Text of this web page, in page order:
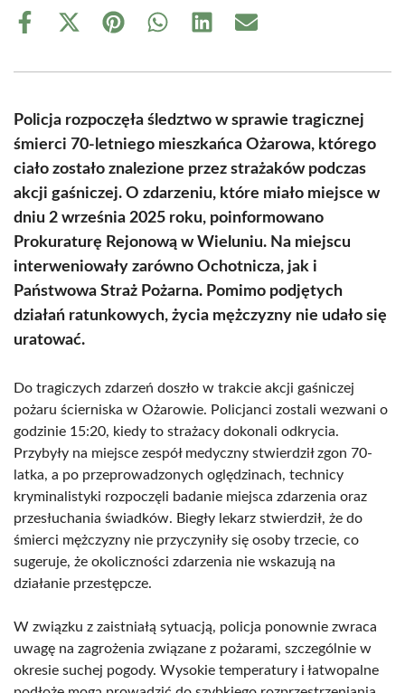
Share
Share
(Twitter)
Share Share Share Share
Policja rozpoczęła śledztwo w sprawie tragicznej
śmierci 70-letniego mieszkańca Ożarowa, którego
ciało zostało znalezione przez strażaków podczas
akcji gaśniczej. O zdarzeniu, które miało miejsce w
dniu 2 września 2025 roku, poinformowano
Prokuraturę Rejonową w Wieluniu. Na miejscu
interweniowały zarówno Ochotnicza, jak i
Państwowa Straż Pożarna. Pomimo podjętych
działań ratunkowych, życia mężczyzny nie udało się
uratować.
Do tragiczych zdarzeń doszło w trakcie akcji gaśniczej
pożaru ścierniska w Ożarowie. Policjanci zostali wezwani o
godzinie 15:20, kiedy to strażacy dokonali odkrycia.
Przybyły na miejsce zespół medyczny stwierdził zgon 70-
latka, a po przeprowadzonych oględzinach, technicy
kryminalistyki rozpoczęli badanie miejsca zdarzenia oraz
przesłuchania świadków. Biegły lekarz stwierdził, że do
śmierci mężczyzny nie przyczyniły się osoby trzecie, co
sugeruje, że okoliczności zdarzenia nie wskazują na
działanie przestępcze.
W związku z zaistniałą sytuacją, policja ponownie zwraca
uwagę na zagrożenia związane z pożarami, szczególnie w
okresie suchej pogody. Wysokie temperatury i łatwopalne